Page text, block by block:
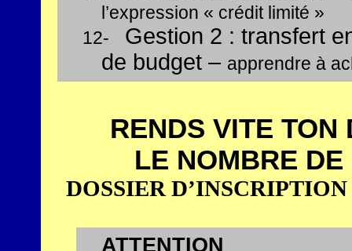
l’expression « crédit limité »
12-
Gestion 2 : transfert
de budget – apprendre à
RENDS VITE TON
LE NOMBRE
DOSSIER D’INSCRIPTION
ATTENTION